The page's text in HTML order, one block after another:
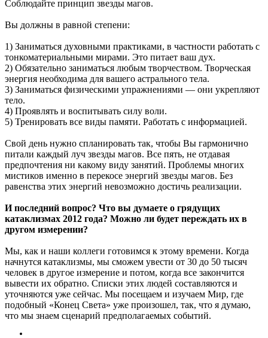
Соблюдайте принцип звезды магов.
Вы должны в равной степени:
1) Заниматься духовными практиками, в частности работать с
тонкоматериальными мирами. Это питает ваш дух.
2) Обязательно заниматься любым творчеством. Творческая
энергия необходима для вашего астрального тела.
3) Заниматься физическими упражнениями — они укрепляют
тело.
4) Проявлять и воспитывать силу воли.
5) Тренировать все виды памяти. Работать с информацией.
Свой день нужно спланировать так, чтобы Вы гармонично
питали каждый луч звезды магов. Все пять, не отдавая
предпочтения ни какому виду занятий. Проблемы многих
мистиков именно в перекосе энергий звезды магов. Без
равенства этих энергий невозможно достичь реализации.
И последний вопрос? Что вы думаете о грядущих
катаклизмах 2012 года? Можно ли будет переждать их в
другом измерении?
Мы, как и наши коллеги готовимся к этому времени. Когда
начнутся катаклизмы, мы сможем увести от 30 до 50 тысяч
человек в другое измерение и потом, когда все закончится
вывести их обратно. Списки этих людей составляются и
уточняются уже сейчас. Мы посещаем и изучаем Мир, где
подобный «Конец Света» уже произошел, так, что я думаю,
что мы знаем сценарий предполагаемых событий.